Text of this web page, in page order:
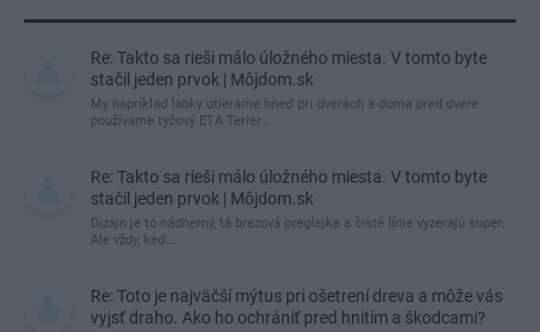
Re: Takto sa rieši málo úložného miesta. V tomto byte
stačil jeden prvok | Môjdom.sk
My napríklad labky utierame hneď pri dverách a doma pred dvere
používame tyčový ETA Terier…
Re: Takto sa rieši málo úložného miesta. V tomto byte
stačil jeden prvok | Môjdom.sk
Dizajn je to nádherný, tá brezová preglejka a čisté línie vyzerajú super.
Ale vždy, keď…
Re: Toto je najväčší mýtus pri ošetrení dreva a môže vás
vyjsť draho. Ako ho ochrániť pred hnitím a škodcami?